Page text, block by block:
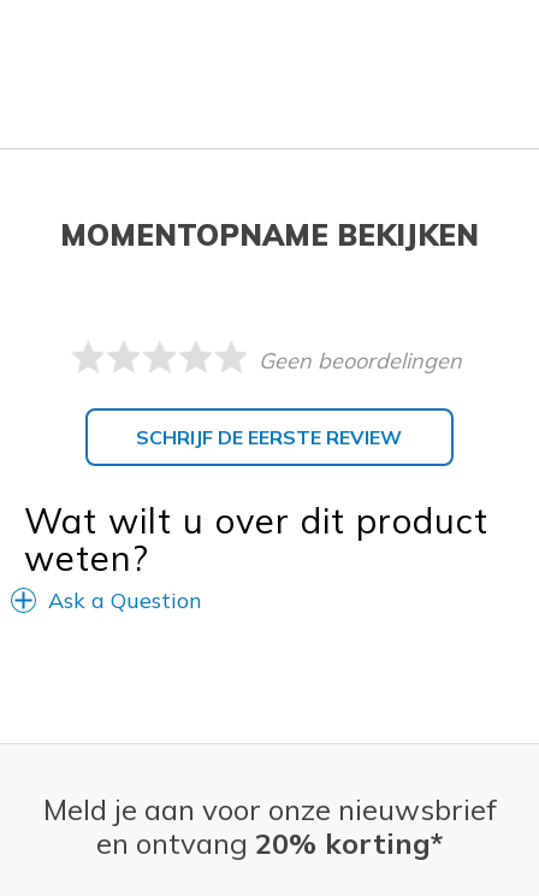
MOMENTOPNAME BEKIJKEN
Geen beoordelingen
SCHRIJF DE EERSTE REVIEW
Wat wilt u over dit product
weten?
Ask a Question
Meld je aan voor onze nieuwsbrief
en ontvang 20% korting*